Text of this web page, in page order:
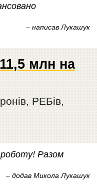
– написав Лукашук
млн на
РЕБів,
Разом
– додав Микола Лукашук